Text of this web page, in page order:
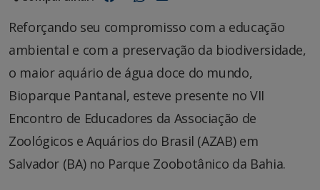
Reforçando seu compromisso com a educação
ambiental e com a preservação da biodiversidade,
o maior aquário de água doce do mundo,
Bioparque Pantanal, esteve presente no VII
Encontro de Educadores da Associação de
Zoológicos e Aquários do Brasil (AZAB) em
Salvador (BA) no Parque Zoobotânico da Bahia.